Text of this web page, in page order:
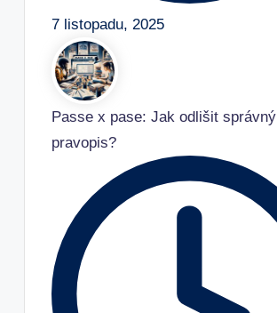
7 listopadu, 2025
Passe x pase: Jak odlišit správný
pravopis?